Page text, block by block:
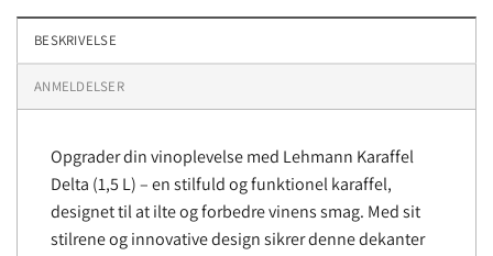
BESKRIVELSE
ANMELDELSER
Opgrader din vinoplevelse med Lehmann Karaffel
Delta (1,5 L) – en stilfuld og funktionel karaffel,
designet til at ilte og forbedre vinens smag. Med sit
stilrene og innovative design sikrer denne dekanter